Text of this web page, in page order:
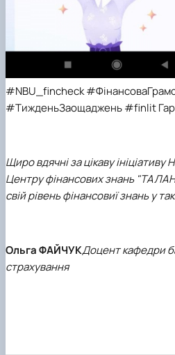
#NBU_fincheck
#ТижденьЗаощаджень #finlit
Щиро вдячні за цікаву
Центру фінансових знань
свій рівень фінансовиї знань у
Ольга ФАЙЧУКДоцент кафедри
страхування